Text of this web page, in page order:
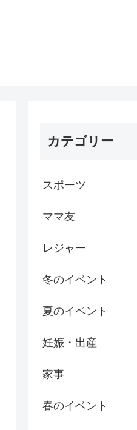
カテゴリー
スポーツ
ママ友
レジャー
冬のイベント
夏のイベント
妊娠・出産
家事
春のイベント